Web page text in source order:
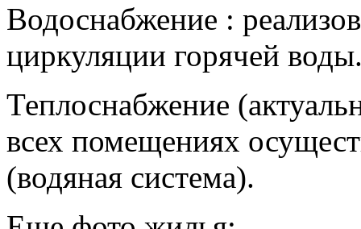
Водоснабжение :
циркуляции горячей
Теплоснабжение
всех помещениях
(водяная система).